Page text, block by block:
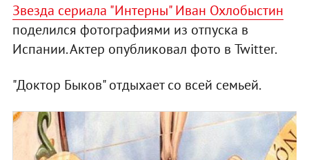
Звезда сериала "Интерны" Иван Охлобыстин
поделился фотографиями из отпуска в
Испании. Актер опубликовал фото в Twitter.
"Доктор Быков" отдыхает со всей семьей.